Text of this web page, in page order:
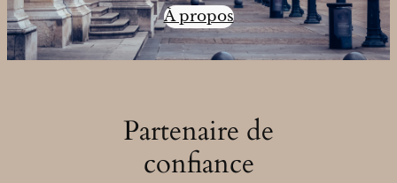
À propos
Partenaire de
confiance